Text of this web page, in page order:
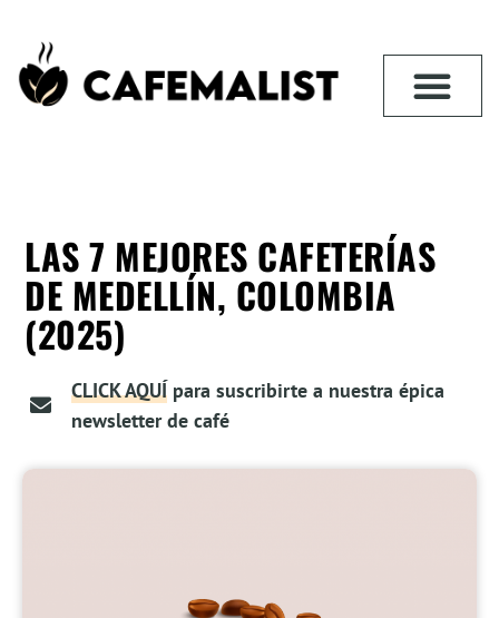
LAS 7 MEJORES CAFETERÍAS
DE MEDELLÍN, COLOMBIA
(2025)
CLICK AQUÍ para suscribirte a nuestra épica
newsletter de café